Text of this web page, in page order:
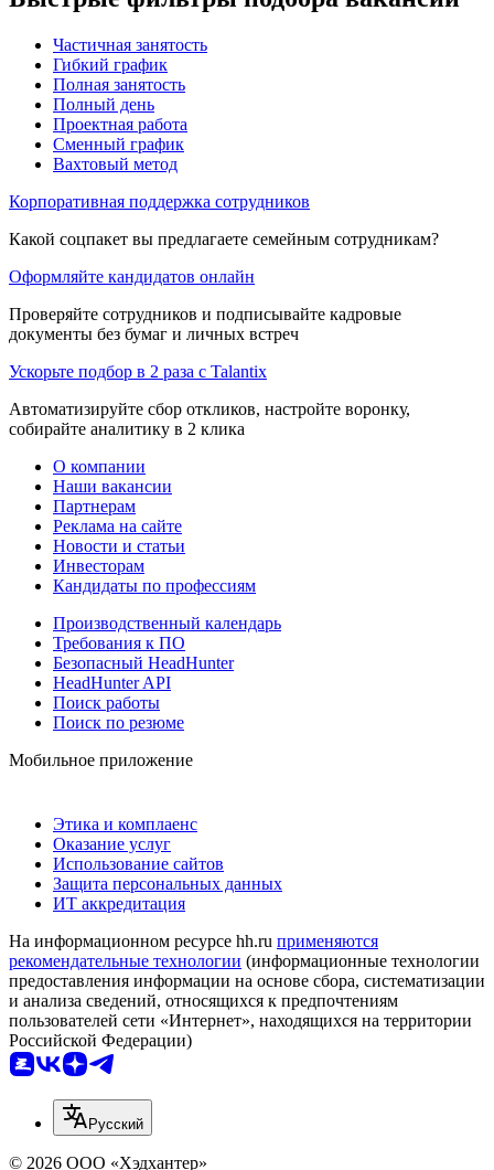
Частичная занятость
Гибкий график
Полная занятость
Полный день
Проектная работа
Сменный график
Вахтовый метод
Корпоративная поддержка сотрудников
Какой соцпакет вы предлагаете семейным сотрудникам?
Оформляйте кандидатов онлайн
Проверяйте сотрудников и подписывайте кадровые
документы без бумаг и личных встреч
Ускорьте подбор в 2 раза с Talantix
Автоматизируйте сбор откликов, настройте воронку,
собирайте аналитику в 2 клика
О компании
Наши вакансии
Партнерам
Реклама на сайте
Новости и статьи
Инвесторам
Кандидаты по профессиям
Производственный календарь
Требования к ПО
Безопасный HeadHunter
HeadHunter API
Поиск работы
Поиск по резюме
Мобильное приложение
Этика и комплаенс
Оказание услуг
Использование сайтов
Защита персональных данных
ИТ аккредитация
На информационном ресурсе hh.ru применяются
рекомендательные технологии (информационные технологии
предоставления информации на основе сбора, систематизации
и анализа сведений, относящихся к предпочтениям
пользователей сети «Интернет», находящихся на территории
Российской Федерации)
Русский
© 2026 ООО «Хэдхантер»